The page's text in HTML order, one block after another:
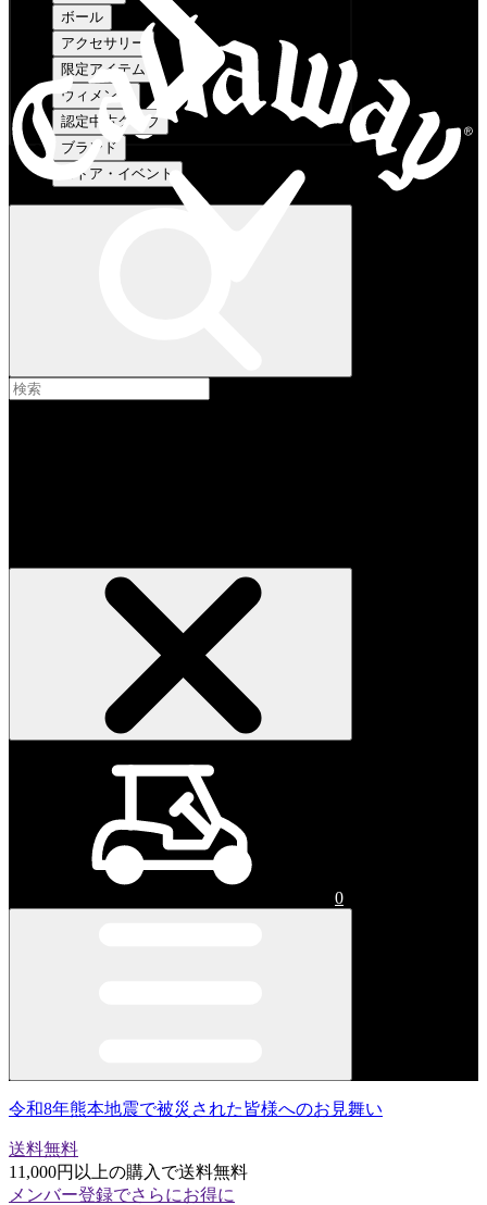
ボール
アクセサリー
限定アイテム
ウィメンズ
認定中古クラブ
ブランド
ストア・イベント
0
令和8年熊本地震で被災された皆様へのお見舞い
送料無料
11,000円以上の購入で送料無料
メンバー登録でさらにお得に